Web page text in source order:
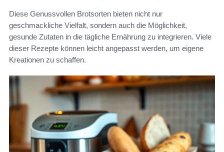
Diese Genussvollen Brotsorten bieten nicht nur
geschmackliche Vielfalt, sondern auch die Möglichkeit,
gesunde Zutaten in die tägliche Ernährung zu integrieren. Viele
dieser Rezepte können leicht angepasst werden, um eigene
Kreationen zu schaffen.